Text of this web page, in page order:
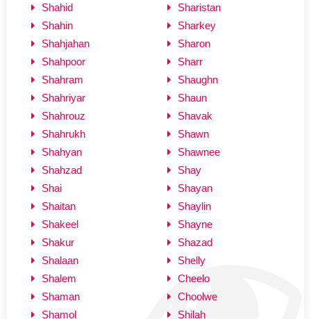
Shahid
Shahin
Shahjahan
Shahpoor
Shahram
Shahriyar
Shahrouz
Shahrukh
Shahyan
Shahzad
Shai
Shaitan
Shakeel
Shakur
Shalaan
Shalem
Shaman
Shamol
Sharistan
Sharkey
Sharon
Sharr
Shaughn
Shaun
Shavak
Shawn
Shawnee
Shay
Shayan
Shaylin
Shayne
Shazad
Shelly
Cheelo
Choolwe
Shilah